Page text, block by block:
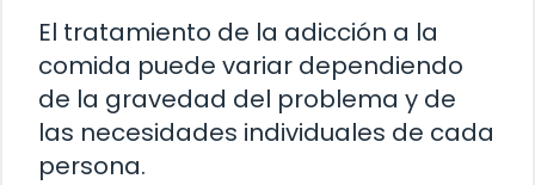
El tratamiento de la adicción a la
comida puede variar dependiendo
de la gravedad del problema y de
las necesidades individuales de cada
persona.